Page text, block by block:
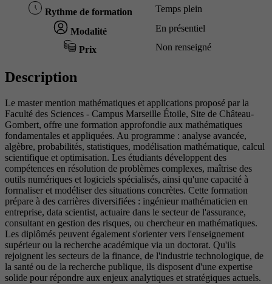
Rythme de formation Temps plein
Modalité En présentiel
Prix Non renseigné
Description
Le master mention mathématiques et applications proposé par la
Faculté des Sciences - Campus Marseille Étoile, Site de Château-
Gombert, offre une formation approfondie aux mathématiques
fondamentales et appliquées. Au programme : analyse avancée,
algèbre, probabilités, statistiques, modélisation mathématique, calcul
scientifique et optimisation. Les étudiants développent des
compétences en résolution de problèmes complexes, maîtrise des
outils numériques et logiciels spécialisés, ainsi qu'une capacité à
formaliser et modéliser des situations concrètes. Cette formation
prépare à des carrières diversifiées : ingénieur mathématicien en
entreprise, data scientist, actuaire dans le secteur de l'assurance,
consultant en gestion des risques, ou chercheur en mathématiques.
Les diplômés peuvent également s'orienter vers l'enseignement
supérieur ou la recherche académique via un doctorat. Qu'ils
rejoignent les secteurs de la finance, de l'industrie technologique, de
la santé ou de la recherche publique, ils disposent d'une expertise
solide pour répondre aux enjeux analytiques et stratégiques actuels.